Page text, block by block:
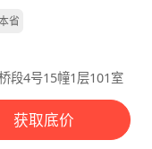
的时候车机显
示前轮影像；
望后续会升级
没有
省
段4号15幢1层101室
获取底价